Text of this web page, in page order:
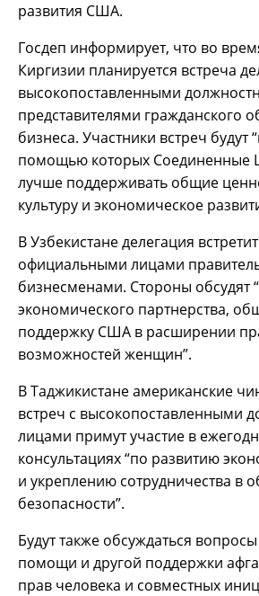
развития США.
Госдеп информирует, что во
Киргизии планируется встреча
высокопоставленными
представителями гражданского
бизнеса. Участники встреч будут
помощью которых Соединенные
лучше поддерживать общие
культуру и экономическое
В Узбекистане делегация
официальными лицами
бизнесменами. Стороны обсудят
экономического партнерства,
поддержку США в расширении
возможностей женщин”.
В Таджикистане американские
встреч с высокопоставленными
лицами примут участие в
консультациях “по развитию
и укреплению сотрудничества в
безопасности”.
Будут также обсуждаться
помощи и другой поддержки
прав человека и совместных